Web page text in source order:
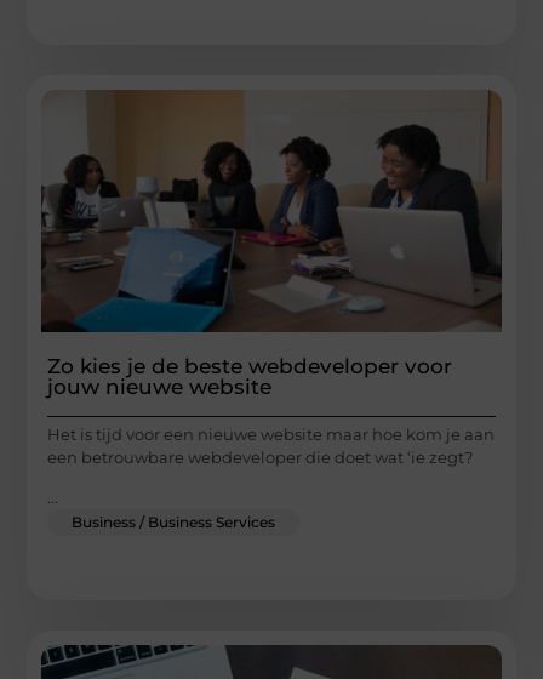
Zo kies je de beste webdeveloper voor
jouw nieuwe website
Het is tijd voor een nieuwe website maar hoe kom je aan
een betrouwbare webdeveloper die doet wat ‘ie zegt?
Business / Business Services